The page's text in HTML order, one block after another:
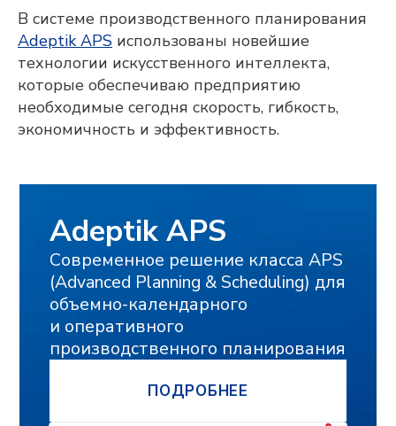
В системе производственного планирования
Adeptik APS использованы новейшие
технологии искусственного интеллекта,
которые обеспечиваю предприятию
необходимые сегодня скорость, гибкость,
экономичность и эффективность.
также даю своесогласие на обработку
и использование моих персональных
данныхи соглашаюсь
получатьрекламную рассылку
ОТПРАВИТЬ
компанией «Адептик Плюс» при грантовой
информационных технологий»